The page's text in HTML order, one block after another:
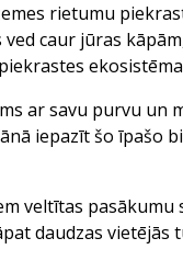
rietumu
caur jūras
ar savu purvu un
iepazīt šo īpašo
veltītas
daudzas